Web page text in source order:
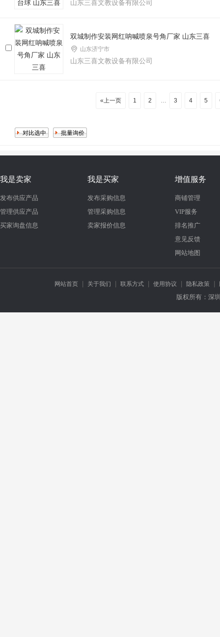
山东三喜文教设备有限公司
双城制作安装网红呐喊喷泉号角厂家 山东三喜
山东济宁市
山东三喜文教设备有限公司
«上一页 1 2 … 3 4 5
我是卖家
发布供应产品
管理供应产品
买家询盘信息
我是买家
发布采购信息
管理采购信息
卖家报价信息
增值服务
商铺管理
VIP服务
排名推广
意见反馈
网站地图
网站首页 关于我们 联系方式 使用协议 隐私政策
版权所有：深